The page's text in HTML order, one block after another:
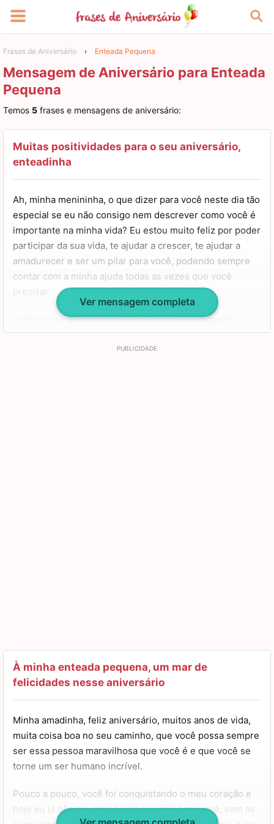
Frases de Aniversário › Enteada Pequena
Mensagem de Aniversário para Enteada
Pequena
Temos 5 frases e mensagens de aniversário:
Muitas positividades para o seu aniversário,
enteadinha
Ah, minha menininha, o que dizer para você neste dia tão
especial se eu não consigo nem descrever como você é
importante na minha vida? Eu estou muito feliz por poder
participar da sua vida, te ajudar a crescer, te ajudar a
amadurecer e ser um pilar para você, podendo sempre
contar com a minha ajuda todas as vezes que você
precisar.
Você trouxe e traz muita alegria, muitas felicidades,
muitos sorrisos, muita luz e muita leveza para o meu dia-
a-dia e eu só tenho a te agradecer por isso.
Ver mensagem completa
À minha enteada pequena, um mar de
felicidades nesse aniversário
Minha amadinha, feliz aniversário, muitos anos de vida,
muita coisa boa no seu caminho, que você possa sempre
ser essa pessoa maravilhosa que você é e que você se
torne um ser humano incrível.
Pouco a pouco, você foi conquistando o meu coração e
hoje eu já não sei mais o que eu seria sem você, sem as